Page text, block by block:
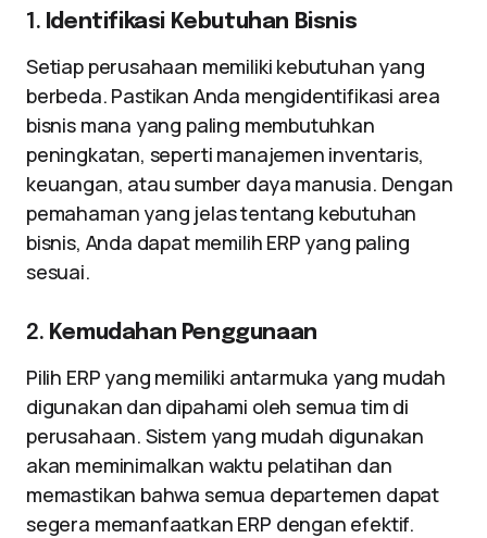
1. Identifikasi Kebutuhan Bisnis
Setiap perusahaan memiliki kebutuhan yang
berbeda. Pastikan Anda mengidentifikasi area
bisnis mana yang paling membutuhkan
peningkatan, seperti manajemen inventaris,
keuangan, atau sumber daya manusia. Dengan
pemahaman yang jelas tentang kebutuhan
bisnis, Anda dapat memilih ERP yang paling
sesuai.
2. Kemudahan Penggunaan
Pilih ERP yang memiliki antarmuka yang mudah
digunakan dan dipahami oleh semua tim di
perusahaan. Sistem yang mudah digunakan
akan meminimalkan waktu pelatihan dan
memastikan bahwa semua departemen dapat
segera memanfaatkan ERP dengan efektif.